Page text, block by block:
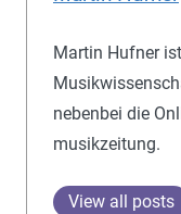
Martin Hufner
nebenbei die
musikzeitung.
View all posts